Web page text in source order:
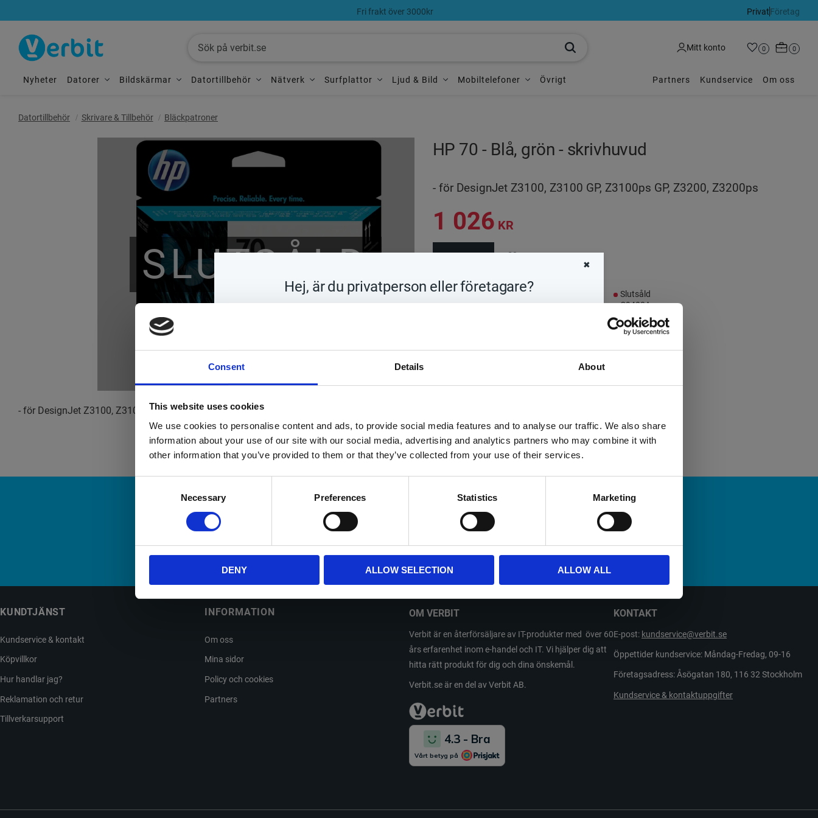
Consent Details About
This website uses cookies
We use cookies to personalise content and ads, to provide social media features and to analyse our traffic. We also share
information about your use of our site with our social media, advertising and analytics partners who may combine it with
other information that you’ve provided to them or that they’ve collected from your use of their services.
Necessary Preferences Statistics Marketing
DENY ALLOW SELECTION ALLOW ALL
Fri frakt över 3000kr PrivatFöretag
Mitt konto Favoriter
Antal favoriter:
0
Antal
0
Nyheter Datorer Bildskärmar Datortillbehör Nätverk Surfplattor Ljud & Bild Mobiltelefoner Övrigt Partners Kundservice Om oss
Datortillbehör Skrivare & Tillbehör Bläckpatroner
HP 70 - Blå, grön - skrivhuvud
- för DesignJet Z3100, Z3100 GP, Z3100ps GP, Z3200, Z3200ps
SLUTSÅLD
1 026 KR
Lagerstatus
Slutsåld
C9408A
HP.Inc
- för DesignJet Z3100, Z3100 GP, Z3100ps GP, Z3200, Z3200ps
NYHETSBREV
PRENUMERERA
Dina personuppgifter behandlas i enlighet med vårintegritetspolicy.
KUNDTJÄNST
Kundservice & kontakt
Köpvillkor
Hur handlar jag?
Reklamation och retur
Tillverkarsupport
INFORMATION
Om oss
Mina sidor
Policy och cookies
Partners
OM VERBIT
Verbit är en återförsäljare av IT-produkter med över 60
års erfarenhet inom e-handel och IT. Vi hjälper dig att
hitta rätt produkt för dig och dina önskemål.
Verbit.se är en del av Verbit AB.
KONTAKT
E-post: kundservice@verbit.se
Öppettider kundservice: Måndag-Fredag, 09-16
Företagsadress: Åsögatan 180, 116 32 Stockholm
Kundservice & kontaktuppgifter
Hej, är du privatperson eller företagare?
✖